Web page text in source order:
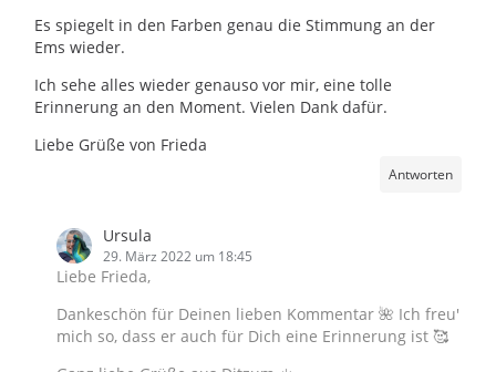
Es spiegelt in den Farben genau die Stimmung an der
Ems wieder.
Ich sehe alles wieder genauso vor mir, eine tolle
Erinnerung an den Moment. Vielen Dank dafür.
Liebe Grüße von Frieda
Antworten
Ursula
29. März 2022 um 18:45
Liebe Frieda,
Dankeschön für Deinen lieben Kommentar 🌺 Ich freu'
mich so, dass er auch für Dich eine Erinnerung ist 🥰